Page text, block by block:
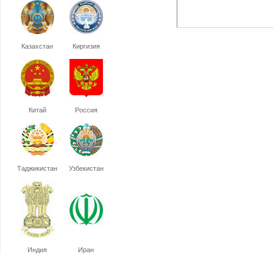
Казахстан Киргизия
Китай Россия
Таджикистан Узбекистан
Индия Иран